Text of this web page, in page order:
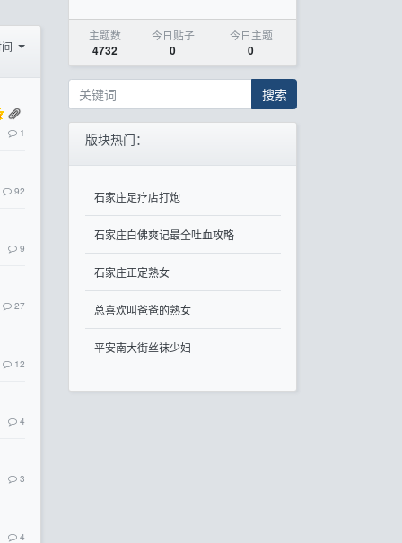
1
92
9
27
12
4
3
4
主题数
4732
今日贴子
0
今日主题
0
搜索
版块热门：
石家庄足疗店打炮
石家庄白佛爽记最全吐血攻略
石家庄正定熟女
总喜欢叫爸爸的熟女
平安南大街丝袜少妇